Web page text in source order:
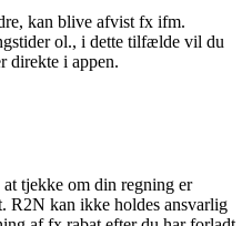
kan blive afvist fx ifm.
ol., i dette tilfælde vil du
direkte i appen.
at tjekke om din regning er
R2N kan ikke holdes ansvarlig